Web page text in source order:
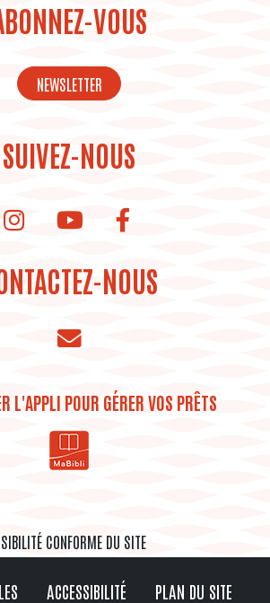
VOUS
NEWSLETTER
SUIVEZ-NOUS
instagram de la bibliothèque
Youtube de la bibliothèque
NOUS
L'APPLI POUR GÉRER VOS PRÊTS
CONFORME DU SITE
ACCESSIBILITÉ
PLAN DU SITE